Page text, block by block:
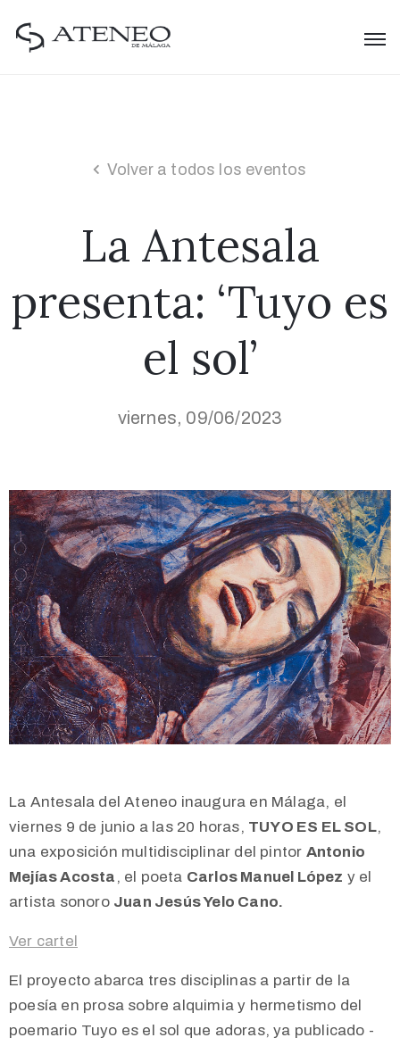
Volver a todos los eventos
La Antesala
presenta: ‘Tuyo es
el sol’
viernes, 09/06/2023
La Antesala del Ateneo inaugura en Málaga, el
viernes 9 de junio a las 20 horas, TUYO ES EL SOL,
una exposición multidisciplinar del pintor Antonio
Mejías Acosta , el poeta Carlos Manuel López y el
artista sonoro Juan Jesús Yelo Cano.
Ver cartel
El proyecto abarca tres disciplinas a partir de la
poesía en prosa sobre alquimia y hermetismo del
poemario Tuyo es el sol que adoras, ya publicado -